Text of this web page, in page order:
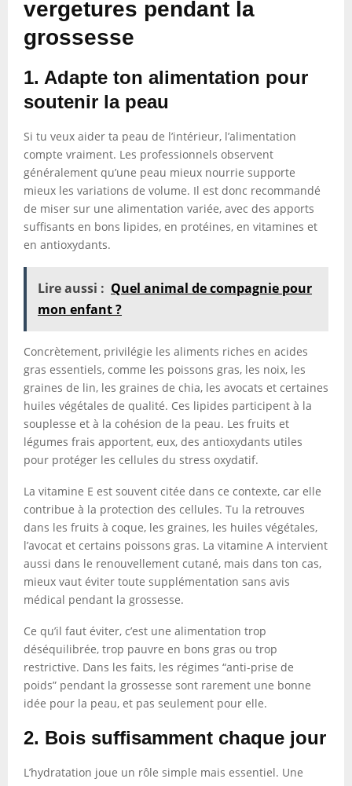
vergetures pendant la
grossesse
1. Adapte ton alimentation pour
soutenir la peau
Si tu veux aider ta peau de l’intérieur, l’alimentation
compte vraiment. Les professionnels observent
généralement qu’une peau mieux nourrie supporte
mieux les variations de volume. Il est donc recommandé
de miser sur une alimentation variée, avec des apports
suffisants en bons lipides, en protéines, en vitamines et
en antioxydants.
Lire aussi : Quel animal de compagnie pour
mon enfant ?
Concrètement, privilégie les aliments riches en acides
gras essentiels, comme les poissons gras, les noix, les
graines de lin, les graines de chia, les avocats et certaines
huiles végétales de qualité. Ces lipides participent à la
souplesse et à la cohésion de la peau. Les fruits et
légumes frais apportent, eux, des antioxydants utiles
pour protéger les cellules du stress oxydatif.
La vitamine E est souvent citée dans ce contexte, car elle
contribue à la protection des cellules. Tu la retrouves
dans les fruits à coque, les graines, les huiles végétales,
l’avocat et certains poissons gras. La vitamine A intervient
aussi dans le renouvellement cutané, mais dans ton cas,
mieux vaut éviter toute supplémentation sans avis
médical pendant la grossesse.
Ce qu’il faut éviter, c’est une alimentation trop
déséquilibrée, trop pauvre en bons gras ou trop
restrictive. Dans les faits, les régimes “anti-prise de
poids” pendant la grossesse sont rarement une bonne
idée pour la peau, et pas seulement pour elle.
2. Bois suffisamment chaque jour
L’hydratation joue un rôle simple mais essentiel. Une